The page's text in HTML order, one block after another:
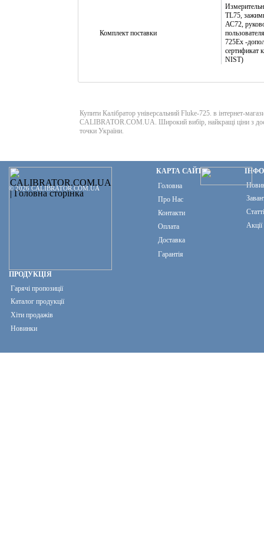
Комплект поставки
TL75,
АС72,
725Ех -
сертификат
NIST)
Купити Калібратор універсальний Fluke-725. в інтернет-
CALIBRATOR.COM.UA. Широкий вибір, найкращі ціни з
точки України.
© 2026 CALIBRATOR.COM.UA
КАРТА САЙТУ
Головна
Про Нас
Контакти
Оплата
Доставка
Гарантія
Статті
Акції
ПРОДУКЦІЯ
Гарячі пропозиції
Каталог продукції
Хіти продажів
Новинки